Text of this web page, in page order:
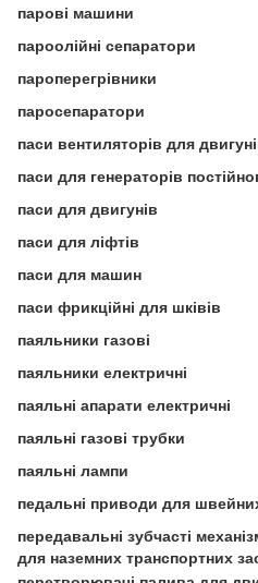
парові машини
пароолійні сепаратори
пароперегрівники
паросепаратори
паси вентиляторів для
паси для генераторів
паси для двигунів
паси для ліфтів
паси для машин
паси фрикційні для шківів
паяльники газові
паяльники електричні
паяльні апарати електричні
паяльні газові трубки
паяльні лампи
педальні приводи для
передавальні зубчасті
для наземних транспортних